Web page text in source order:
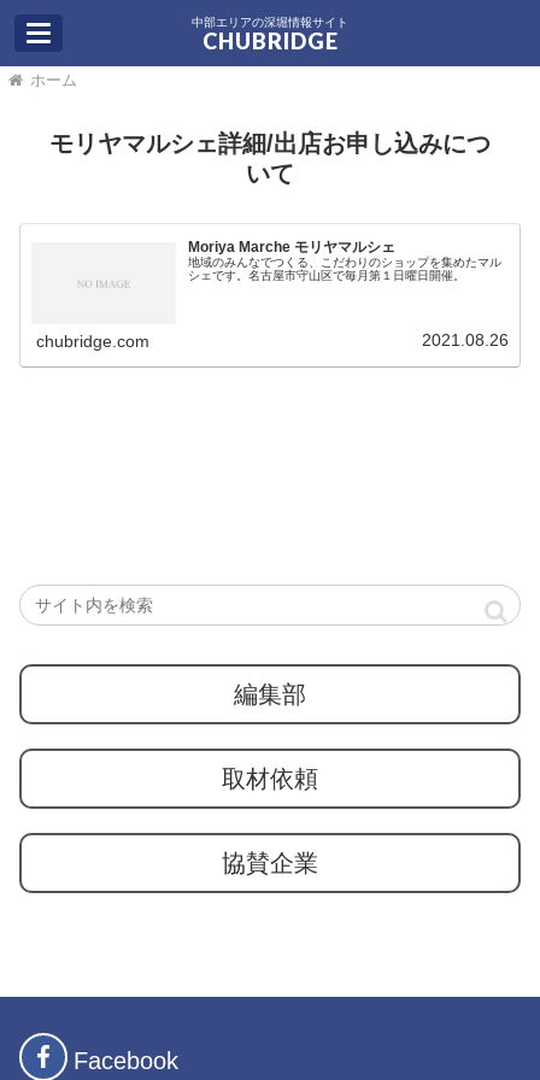
中部エリアの深堀情報サイト
CHUBRIDGE
ホーム
モリヤマルシェ詳細/出店お申し込みにつ
いて
Moriya Marche モリヤマルシェ
地域のみんなでつくる、こだわりのショップを集めたマル
シェです。名古屋市守山区で毎月第１日曜日開催。
chubridge.com 2021.08.26
編集部
取材依頼
協賛企業
Facebook